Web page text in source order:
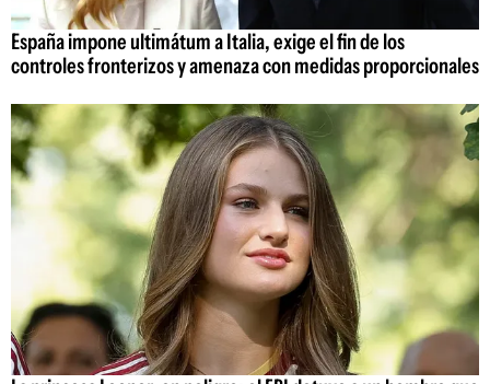
España impone ultimátum a Italia, exige el fin de los
controles fronterizos y amenaza con medidas proporcionales